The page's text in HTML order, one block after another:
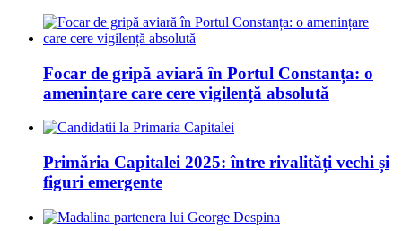
Focar de gripă aviară în Portul Constanța: o
amenințare care cere vigilență absolută
Primăria Capitalei 2025: între rivalități vechi și
figuri emergente